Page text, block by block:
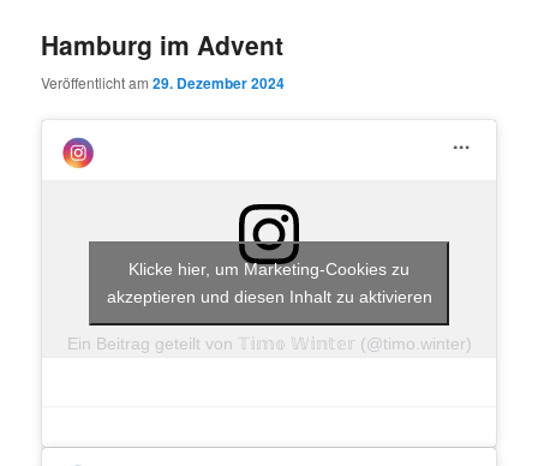
Hamburg im Advent
Veröffentlicht am29. Dezember 2024
Ein Beitrag geteilt von 𝕋𝕚𝕞𝕠 𝕎𝕚𝕟𝕥𝕖𝕣 (@timo.winter)
Klicke hier, um Marketing-Cookies zu
akzeptieren und diesen Inhalt zu aktivieren